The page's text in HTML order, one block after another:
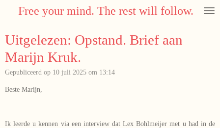
Free your mind. The rest will follow.
Uitgelezen: Opstand. Brief aan
Marijn Kruk.
Gepubliceerd op 10 juli 2025 om 13:14
Beste Marijn,
Ik leerde u kennen via een interview dat Lex Bohlmeijer met u had in de